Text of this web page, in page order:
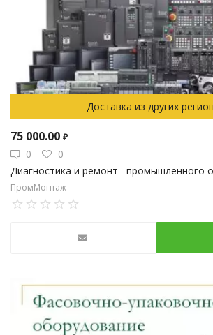
Доставка из других
75 000.00 ₽
0
0
Диагностика и ремонт промышленного
ПромМонтаж